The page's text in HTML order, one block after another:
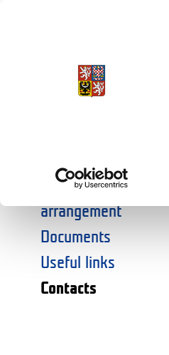
Timetable
arrangement
Documents
Useful links
Contacts